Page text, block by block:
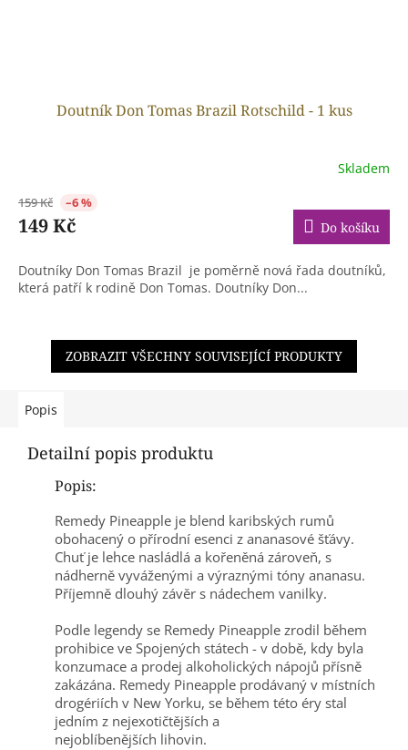
Doutník Don Tomas Brazil Rotschild - 1 kus
Skladem
159 Kč –6 %
149 Kč Do košíku
Doutníky Don Tomas Brazil je poměrně nová řada doutníků,
která patří k rodině Don Tomas. Doutníky Don...
ZOBRAZIT VŠECHNY SOUVISEJÍCÍ PRODUKTY
Popis
Detailní popis produktu
Popis:
Remedy Pineapple je blend karibských rumů
obohacený o přírodní esenci z ananasové šťávy.
Chuť je lehce nasládlá a kořeněná zároveň, s
nádherně vyváženými a výraznými tóny ananasu.
Příjemně dlouhý závěr s nádechem vanilky.
Podle legendy se Remedy Pineapple zrodil během
prohibice ve Spojených státech - v době, kdy byla
konzumace a prodej alkoholických nápojů přísně
zakázána. Remedy Pineapple prodávaný v místních
drogériích v New Yorku, se během této éry stal
jedním z nejexotičtějších a
nejoblíbenějších lihovin.